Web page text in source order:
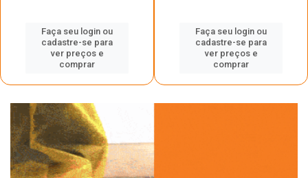
Faça seu login ou
cadastre-se para
ver preços e
comprar
Faça seu login ou
cadastre-se para
ver preços e
comprar